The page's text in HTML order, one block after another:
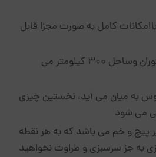
کامل به صورت مجزا قابل
دسترسی کلبه ها تا رستوران وساحل 300 کیلومتر می
به میان می آید، نخستین چیزی
می شود
پیچ و خم می باشد که به هر نقطه
به جز سرسبزی و طراوت نخواهید